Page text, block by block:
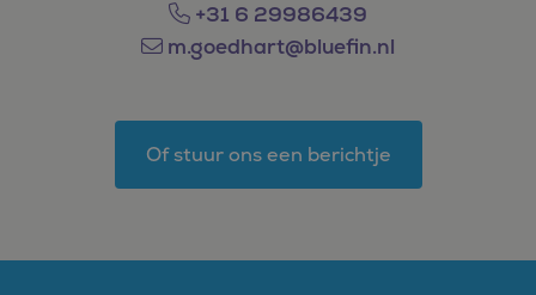
+31 6 29986439
m.goedhart@bluefin.nl
Of stuur ons een berichtje